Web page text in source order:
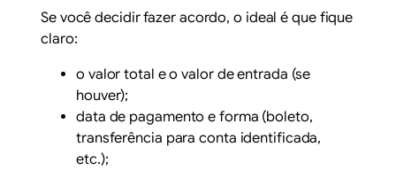
Se você decidir fazer acordo, o ideal é que fique
claro:
o valor total e o valor de entrada (se
houver);
data de pagamento e forma (boleto,
transferência para conta identificada,
etc.);